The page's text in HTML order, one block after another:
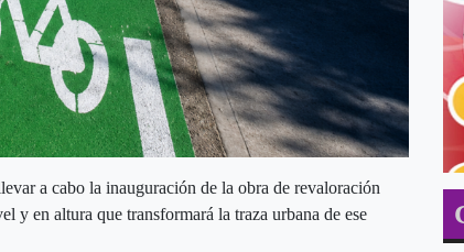
a cabo la inauguración de la obra de revaloración
y en altura que transformará la traza urbana de ese